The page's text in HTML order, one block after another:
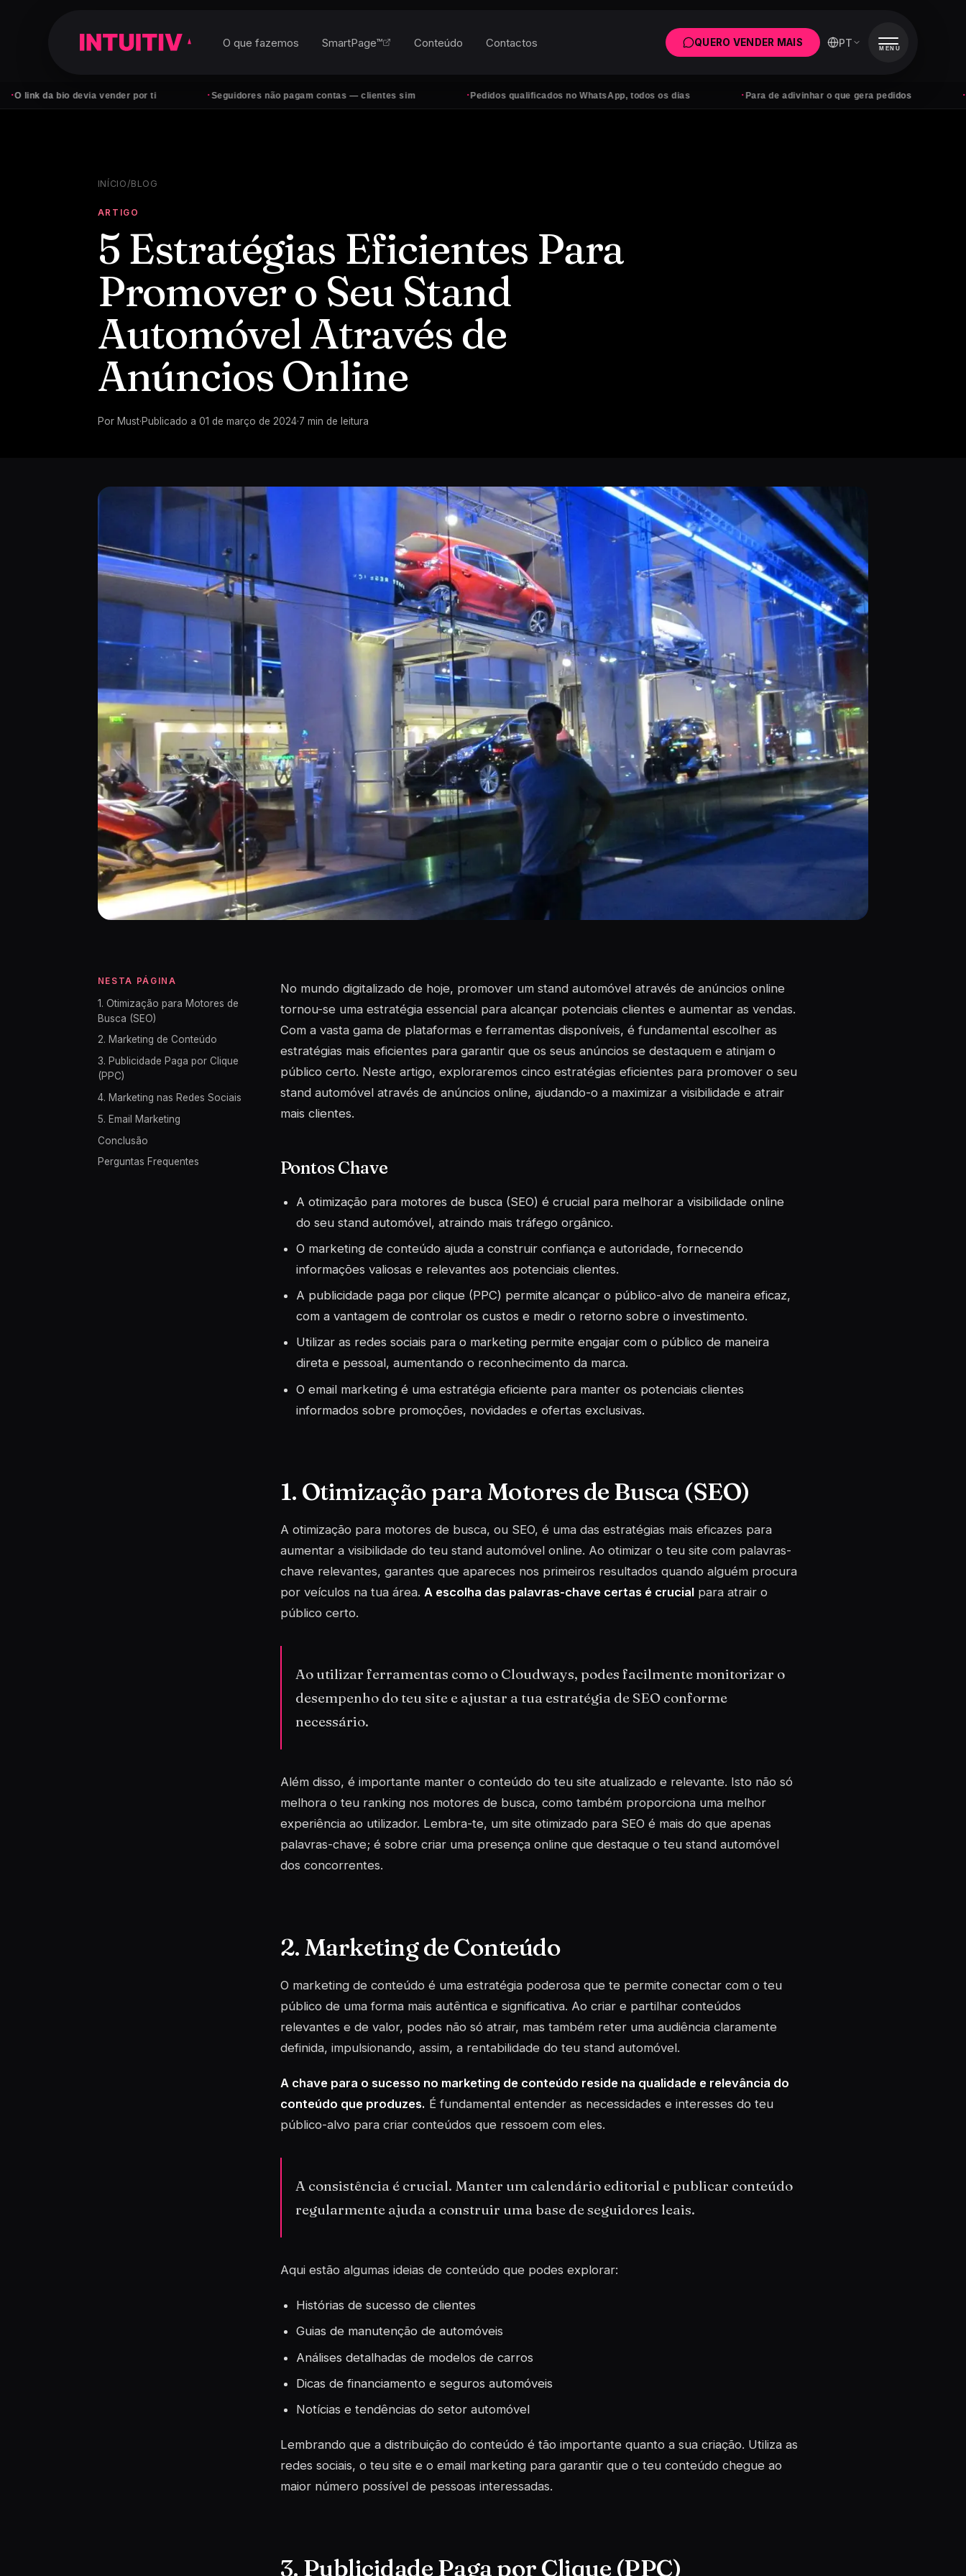
devia vender por ti ·Seguidores não pagam contas — clientes sim ·Pedidos qualificados no WhatsApp, todos os dias ·Para de adivinhar o que gera pedidos ·Anúncios sem
O que fazemos SmartPage™ Conteúdo Contactos QUERO VENDER MAIS PT MENU
INÍCIO/BLOG
ARTIGO
5 Estratégias Eficientes Para
Promover o Seu Stand
Automóvel Através de
Anúncios Online
Por Must·Publicado a 01 de março de 2024·7 min de leitura
NESTA PÁGINA
1. Otimização para Motores de
Busca (SEO)
2. Marketing de Conteúdo
3. Publicidade Paga por Clique
(PPC)
4. Marketing nas Redes Sociais
5. Email Marketing
Conclusão
Perguntas Frequentes
No mundo digitalizado de hoje, promover um stand automóvel através de anúncios online
tornou-se uma estratégia essencial para alcançar potenciais clientes e aumentar as vendas.
Com a vasta gama de plataformas e ferramentas disponíveis, é fundamental escolher as
estratégias mais eficientes para garantir que os seus anúncios se destaquem e atinjam o
público certo. Neste artigo, exploraremos cinco estratégias eficientes para promover o seu
stand automóvel através de anúncios online, ajudando-o a maximizar a visibilidade e atrair
mais clientes.
Pontos Chave
A otimização para motores de busca (SEO) é crucial para melhorar a visibilidade online
do seu stand automóvel, atraindo mais tráfego orgânico.
O marketing de conteúdo ajuda a construir confiança e autoridade, fornecendo
informações valiosas e relevantes aos potenciais clientes.
A publicidade paga por clique (PPC) permite alcançar o público-alvo de maneira eficaz,
com a vantagem de controlar os custos e medir o retorno sobre o investimento.
Utilizar as redes sociais para o marketing permite engajar com o público de maneira
direta e pessoal, aumentando o reconhecimento da marca.
O email marketing é uma estratégia eficiente para manter os potenciais clientes
informados sobre promoções, novidades e ofertas exclusivas.
1. Otimização para Motores de Busca (SEO)
A otimização para motores de busca, ou SEO, é uma das estratégias mais eficazes para
aumentar a visibilidade do teu stand automóvel online. Ao otimizar o teu site com palavras-
chave relevantes, garantes que apareces nos primeiros resultados quando alguém procura
por veículos na tua área. A escolha das palavras-chave certas é crucialpara atrair o
público certo.
Ao utilizar ferramentas como o Cloudways, podes facilmente monitorizar o
desempenho do teu site e ajustar a tua estratégia de SEO conforme
necessário.
Além disso, é importante manter o conteúdo do teu site atualizado e relevante. Isto não só
melhora o teu ranking nos motores de busca, como também proporciona uma melhor
experiência ao utilizador. Lembra-te, um site otimizado para SEO é mais do que apenas
palavras-chave; é sobre criar uma presença online que destaque o teu stand automóvel
dos concorrentes.
2. Marketing de Conteúdo
O marketing de conteúdo é uma estratégia poderosa que te permite conectar com o teu
público de uma forma mais autêntica e significativa. Ao criar e partilhar conteúdos
relevantes e de valor, podes não só atrair, mas também reter uma audiência claramente
definida, impulsionando, assim, a rentabilidade do teu stand automóvel.
A chave para o sucesso no marketing de conteúdo reside na qualidade e relevância do
conteúdo que produzes. É fundamental entender as necessidades e interesses do teu
público-alvo para criar conteúdos que ressoem com eles.
A consistência é crucial. Manter um calendário editorial e publicar conteúdo
regularmente ajuda a construir uma base de seguidores leais.
Aqui estão algumas ideias de conteúdo que podes explorar:
Histórias de sucesso de clientes
Guias de manutenção de automóveis
Análises detalhadas de modelos de carros
Dicas de financiamento e seguros automóveis
Notícias e tendências do setor automóvel
Lembrando que a distribuição do conteúdo é tão importante quanto a sua criação. Utiliza as
redes sociais, o teu site e o email marketing para garantir que o teu conteúdo chegue ao
maior número possível de pessoas interessadas.
3. Publicidade Paga por Clique (PPC)